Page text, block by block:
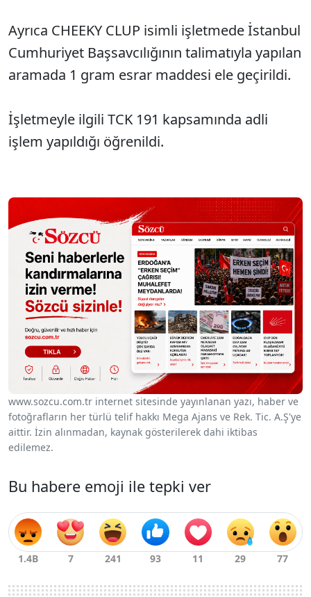
Ayrıca CHEEKY CLUP isimli işletmede İstanbul
Cumhuriyet Başsavcılığının talimatıyla yapılan
aramada 1 gram esrar maddesi ele geçirildi.
İşletmeyle ilgili TCK 191 kapsamında adli
işlem yapıldığı öğrenildi.
www.sozcu.com.tr internet sitesinde yayınlanan yazı, haber ve
fotoğrafların her türlü telif hakkı Mega Ajans ve Rek. Tic. A.Ş'ye
aittir. İzin alınmadan, kaynak gösterilerek dahi iktibas
edilemez.
Bu habere emoji ile tepki ver